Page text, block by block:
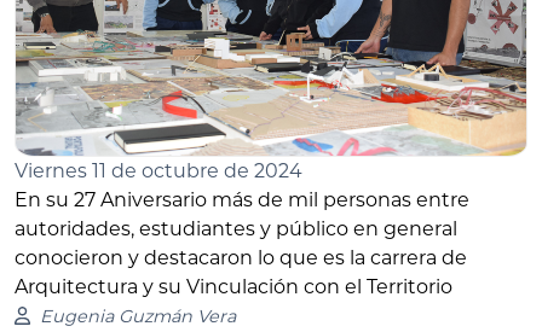
Viernes 11 de octubre de 2024
En su 27 Aniversario más de mil personas entre
autoridades, estudiantes y público en general
conocieron y destacaron lo que es la carrera de
Arquitectura y su Vinculación con el Territorio
Eugenia Guzmán Vera